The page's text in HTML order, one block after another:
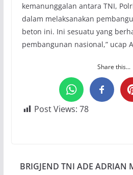
kemanunggalan antara TNI,
dalam melaksanakan
beton ini. Ini sesuatu yang
pembangunan nasional,” ucap
Share this...
Post Views: 78
BRIGJEND TNI ADE ADRIAN